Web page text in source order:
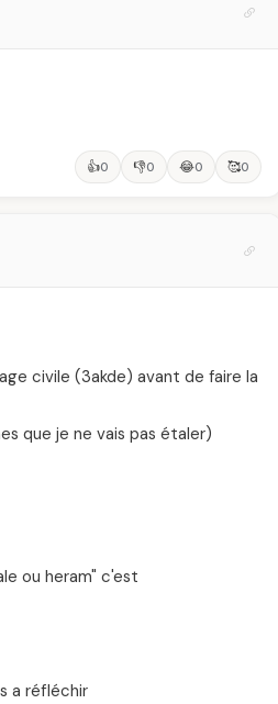
👍0 👎0 😂0 🥰0
civile (3akde) avant de faire la
que je ne vais pas étaler)
ou heram" c'est
a réfléchir